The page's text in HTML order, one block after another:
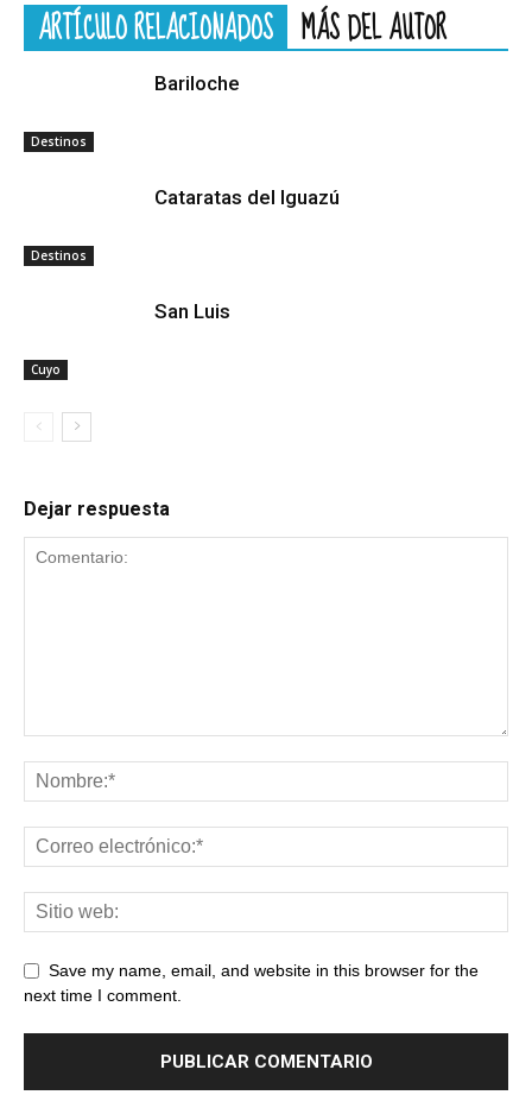
ARTÍCULO RELACIONADOS MÁS DEL AUTOR
Destinos
Bariloche
Destinos
Cataratas del Iguazú
Cuyo
San Luis
Dejar respuesta
Save my name, email, and website in this browser for the
next time I comment.